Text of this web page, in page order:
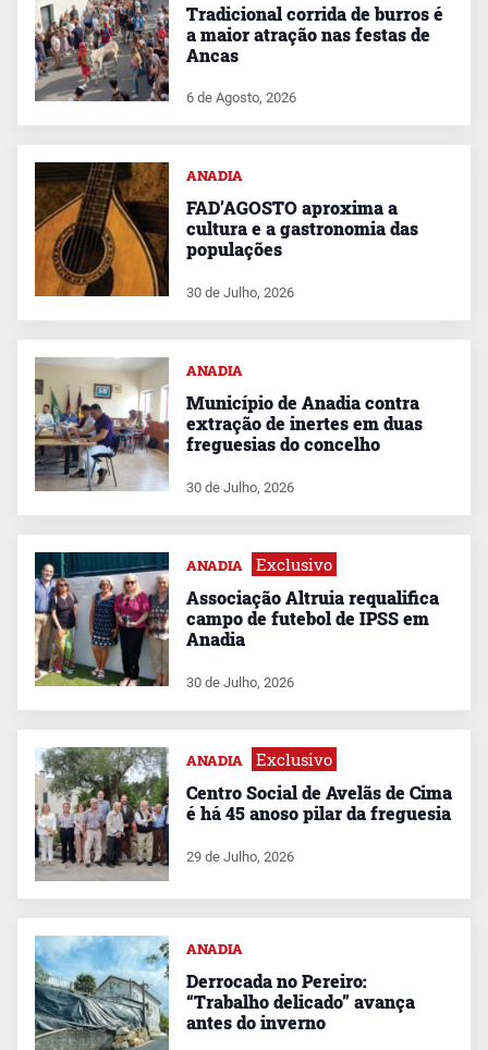
Tradicional corrida de burros é
a maior atração nas festas de
Ancas
6 de Agosto, 2026
ANADIA
FAD’AGOSTO aproxima a
cultura e a gastronomia das
populações
30 de Julho, 2026
ANADIA
Município de Anadia contra
extração de inertes em duas
freguesias do concelho
30 de Julho, 2026
ANADIA Exclusivo
Associação Altruia requalifica
campo de futebol de IPSS em
Anadia
30 de Julho, 2026
ANADIA Exclusivo
Centro Social de Avelãs de Cima
é há 45 anoso pilar da freguesia
29 de Julho, 2026
ANADIA
Derrocada no Pereiro:
“Trabalho delicado” avança
antes do inverno